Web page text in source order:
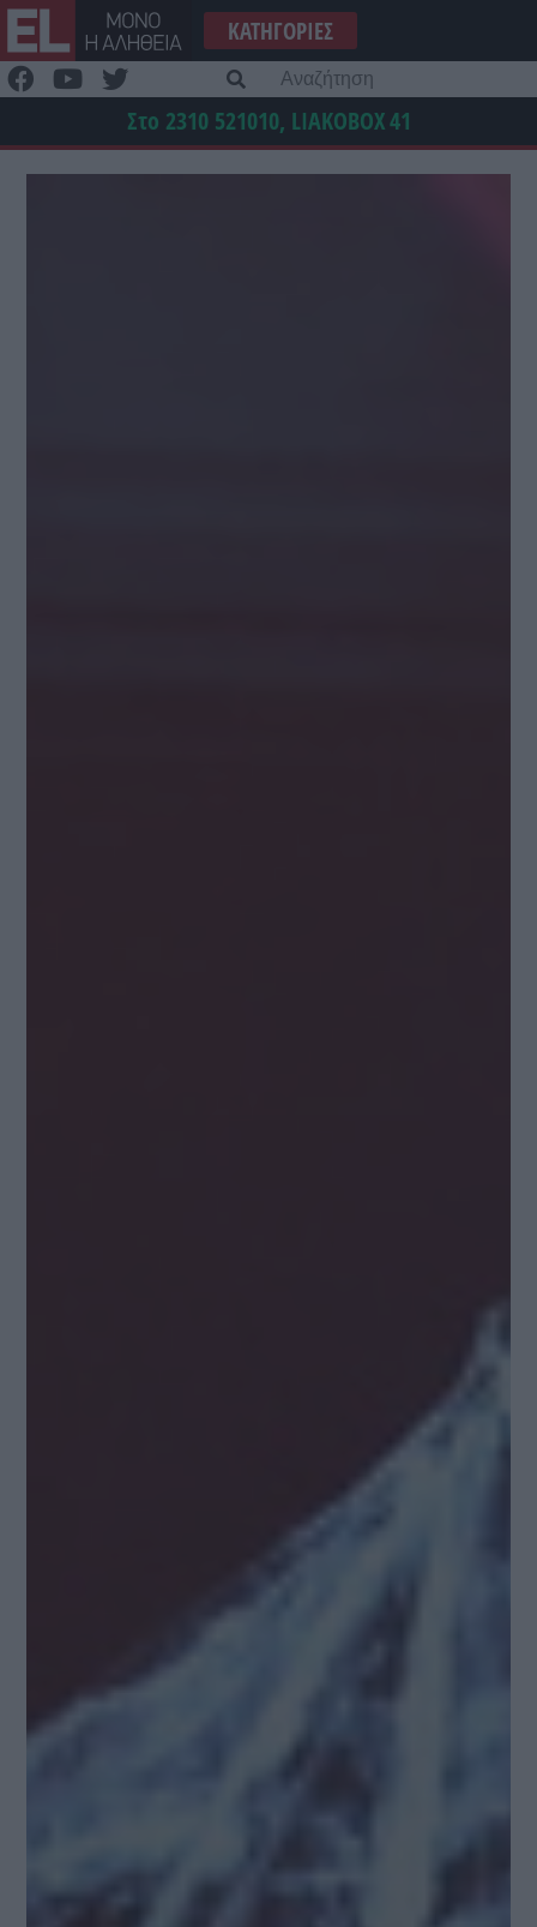
Μετάβαση
στο
περιεχόμενο
ΚΑΤΗΓΟΡΊΕΣ
Στο 2310 521010, LIAKOBOX41